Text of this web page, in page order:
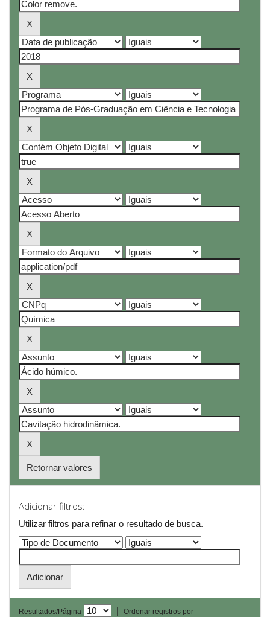
Retornar valores
Adicionar filtros:
Utilizar filtros para refinar o resultado de busca.
Resultados/Página |
Ordenar registros por